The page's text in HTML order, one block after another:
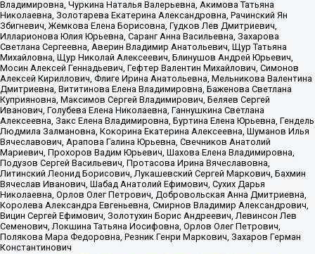
Владимировна, Чуркина Наталья Валерьевна, Акимова Татьяна
Николаевна, Золотарева Екатерина Александровна, Рачинский Ян
Збигневич, Жемкова Елена Борисовна, Гудков Лев Дмитриевич,
Илларионова Юлия Юрьевна, Саранг Анна Васильевна, Захарова
Светлана Сергеевна, Аверин Владимир Анатольевич, Щур Татьяна
Михайловна, Щур Николай Алексеевич, Блинушов Андрей Юрьевич,
Мосин Алексей Геннадьевич, Гефтер Валентин Михайлович, Симонов
Алексей Кириллович, Флиге Ирина Анатольевна, Мельникова Валентина
Дмитриевна, Вититинова Елена Владимировна, Баженова Светлана
Куприяновна, Максимов Сергей Владимирович, Беляев Сергей
Иванович, Голубева Елена Николаевна, Ганнушкина Светлана
Алексеевна, Закс Елена Владимировна, Буртина Елена Юрьевна, Гендель
Людмила Залмановна, Кокорина Екатерина Алексеевна, Шуманов Илья
Вячеславович, Арапова Галина Юрьевна, Свечников Анатолий
Мариевич, Прохоров Вадим Юрьевич, Шахова Елена Владимировна,
Подузов Сергей Васильевич, Протасова Ирина Вячеславовна,
Литинский Леонид Борисович, Лукашевский Сергей Маркович, Бахмин
Вячеслав Иванович, Шабад Анатолий Ефимович, Сухих Дарья
Николаевна, Орлов Олег Петрович, Добровольская Анна Дмитриевна,
Королева Александра Евгеньевна, Смирнов Владимир Александрович,
Вицин Сергей Ефимович, Золотухин Борис Андреевич, Левинсон Лев
Семенович, Локшина Татьяна Иосифовна, Орлов Олег Петрович,
Полякова Мара Федоровна, Резник Генри Маркович, Захаров Герман
Константинович